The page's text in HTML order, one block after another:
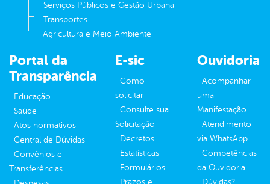
Serviços Públicos e Gestão Urbana
Transportes
Agricultura e Meio Ambiente
Portal da
Transparência
Educação
Saúde
Atos normativos
Central de Dúvidas
Convênios e
Transferências
E-sic
Como
solicitar
Consulte sua
Solicitação
Decretos
Estatísticas
Formulários
Prazos e
Ouvidoria
Acompanhar
uma
Manifestação
Atendimento
via WhatsApp
Competências
da Ouvidoria
Dúvidas?